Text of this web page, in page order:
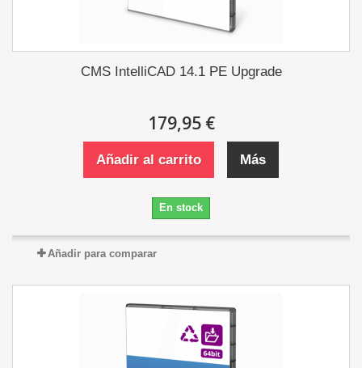
CMS IntelliCAD 14.1 PE Upgrade
179,95 €
Añadir al carrito Más
En stock
Añadir para comparar